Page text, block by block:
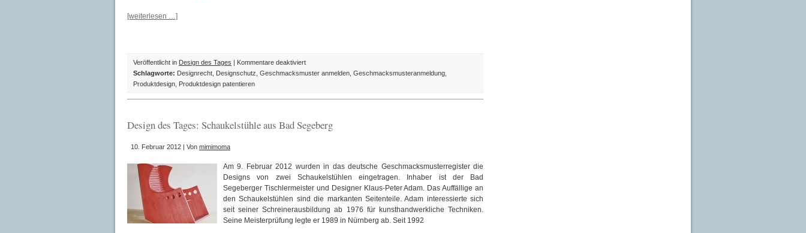
[weiterlesen …]
Veröffentlicht in Design des Tages Kommentare deaktiviertfür
Design
aus
Schlagworte: Designrecht, Designschutz, Geschmacksmuster anmelden, Geschmacksmusteranmeldung,
Produktdesign, Produktdesign patentieren
Design des Tages: Schaukelstühle aus Bad Segeberg
10. Februar 2012 | Von mimimoma
Am 9. Februar 2012 wurden in das deutsche Geschmacksmusterregister die
Designs von zwei Schaukelstühlen eingetragen. Inhaber ist der Bad
Segeberger Tischlermeister und Designer Klaus-Peter Adam. Das Auffällige an
den Schaukelstühlen sind die markanten Seitenteile. Adam interessierte sich
seit seiner Schreinerausbildung ab 1976 für kunsthandwerkliche Techniken.
Seine Meisterprüfung legte er 1989 in Nürnberg ab. Seit 1992